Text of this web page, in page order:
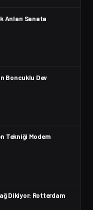
Anları Sanata
Boncuklu Dev
Tekniği Modern
Dikiyor: Rotterdam